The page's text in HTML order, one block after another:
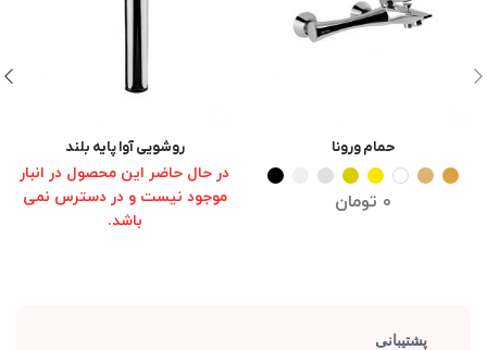
انتخاب گزینه ها
حمام ورونا
0 تومان
انتخاب گزینه ها
روشویی آوا پایه بلند
در حال حاضر این محصول در انبار
موجود نیست و در دسترس نمی
باشد.
پشتیبانی